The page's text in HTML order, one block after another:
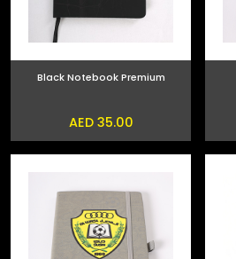
Black Notebook Premium
AED 35.00